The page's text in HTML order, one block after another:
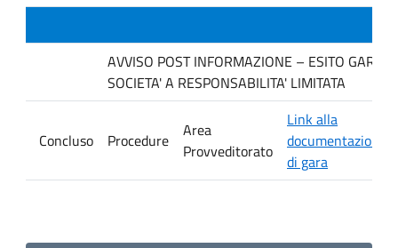
AVVISO POST INFORMAZIONE – ESITO
SOCIETA' A RESPONSABILITA' LIMITATA
Concluso Procedure
Area
Provveditorato
Link alla
documentazione
di gara